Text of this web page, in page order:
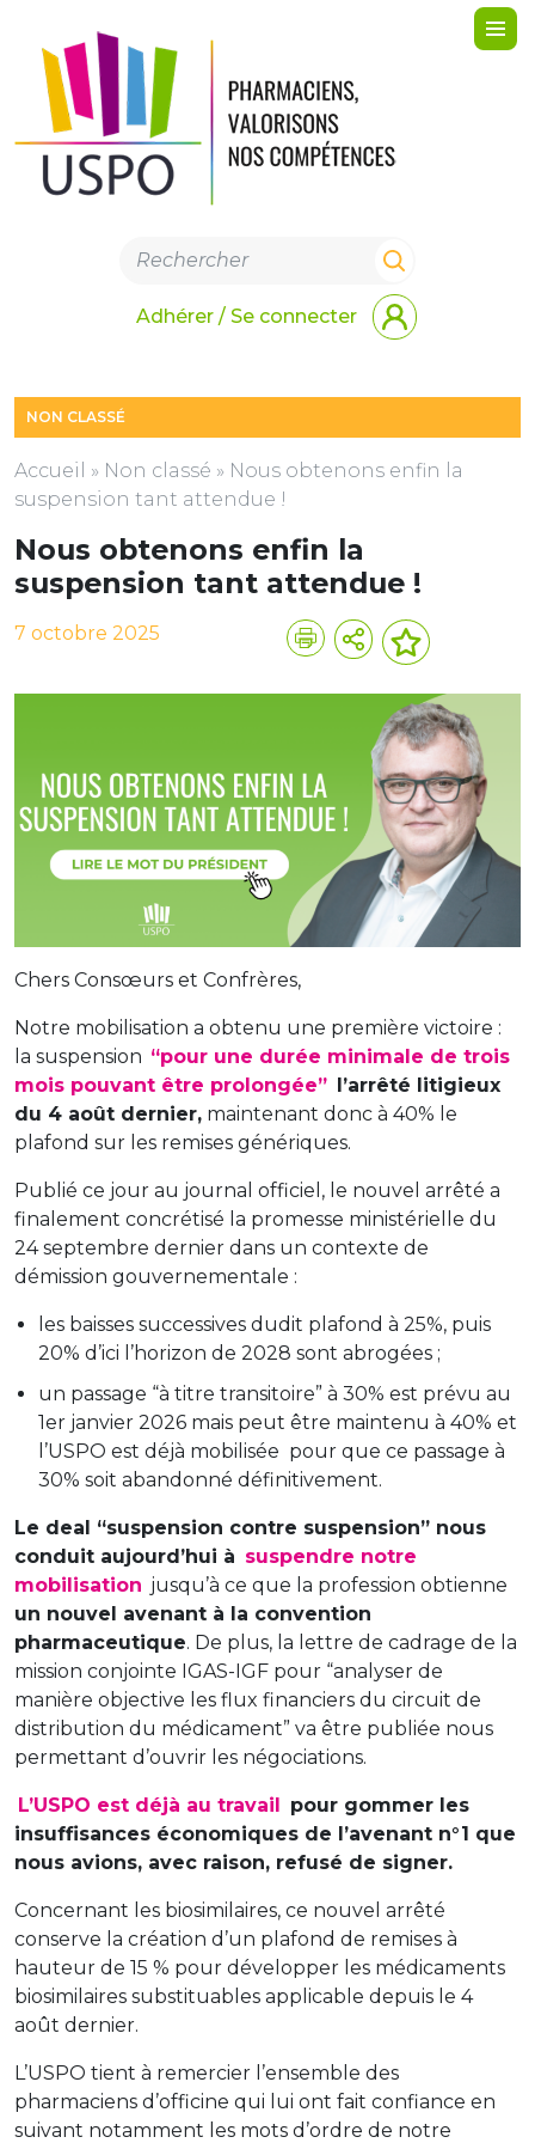
Adhérer / Se connecter
NON CLASSÉ
Accueil » Non classé » Nous obtenons enfin la
suspension tant attendue !
Nous obtenons enfin la
suspension tant attendue !
7 octobre 2025
Chers Consœurs et Confrères,
Notre mobilisation a obtenu une première victoire :
la suspension “pour une durée minimale de trois
mois pouvant être prolongée” l’arrêté litigieux
du 4 août dernier, maintenant donc à 40% le
plafond sur les remises génériques.
Publié ce jour au journal officiel, le nouvel arrêté a
finalement concrétisé la promesse ministérielle du
24 septembre dernier dans un contexte de
démission gouvernementale :
les baisses successives dudit plafond à 25%, puis
20% d’ici l’horizon de 2028 sont abrogées ;
un passage “à titre transitoire” à 30% est prévu au
1er janvier 2026 mais peut être maintenu à 40% et
l’USPO est déjà mobilisée pour que ce passage à
30% soit abandonné définitivement.
Le deal “suspension contre suspension” nous
conduit aujourd’hui à suspendre notre
mobilisation jusqu’à ce que la profession obtienne
un nouvel avenant à la convention
pharmaceutique. De plus, la lettre de cadrage de la
mission conjointe IGAS-IGF pour “analyser de
manière objective les flux financiers du circuit de
distribution du médicament” va être publiée nous
permettant d’ouvrir les négociations.
L’USPO est déjà au travail pour gommer les
insuffisances économiques de l’avenant n°1 que
nous avions, avec raison, refusé de signer.
Concernant les biosimilaires, ce nouvel arrêté
conserve la création d’un plafond de remises à
hauteur de 15 % pour développer les médicaments
biosimilaires substituables applicable depuis le 4
août dernier.
L’USPO tient à remercier l’ensemble des
pharmaciens d’officine qui lui ont fait confiance en
suivant notamment les mots d’ordre de notre